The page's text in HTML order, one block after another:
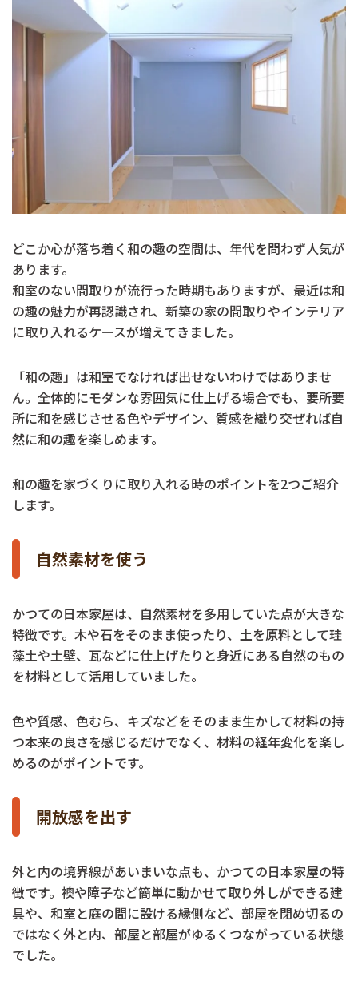
どこか心が落ち着く和の趣の空間は、年代を問わず人気が
あります。
和室のない間取りが流行った時期もありますが、最近は和
の趣の魅力が再認識され、新築の家の間取りやインテリア
に取り入れるケースが増えてきました。
「和の趣」は和室でなければ出せないわけではありませ
ん。全体的にモダンな雰囲気に仕上げる場合でも、要所要
所に和を感じさせる色やデザイン、質感を織り交ぜれば自
然に和の趣を楽しめます。
和の趣を家づくりに取り入れる時のポイントを2つご紹介
します。
自然素材を使う
かつての日本家屋は、自然素材を多用していた点が大きな
特徴です。木や石をそのまま使ったり、土を原料として珪
藻土や土壁、瓦などに仕上げたりと身近にある自然のもの
を材料として活用していました。
色や質感、色むら、キズなどをそのまま生かして材料の持
つ本来の良さを感じるだけでなく、材料の経年変化を楽し
めるのがポイントです。
開放感を出す
外と内の境界線があいまいな点も、かつての日本家屋の特
徴です。襖や障子など簡単に動かせて取り外しができる建
具や、和室と庭の間に設ける縁側など、部屋を閉め切るの
ではなく外と内、部屋と部屋がゆるくつながっている状態
でした。